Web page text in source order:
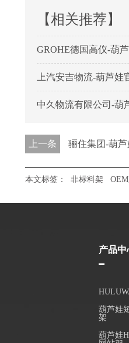
【相关推荐】
GROHE德国高仪-葫
上汽安吉物流-葫芦
中久物流有限公司-葫
上一条 骊住集团-葫
本文标签： 非标料架
产品中
葫芦娃
架
葫芦娃